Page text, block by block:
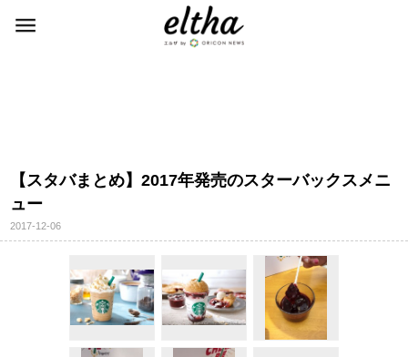
【スタバまとめ】2017年発売のスターバックスメニ
ュー
2017-12-06